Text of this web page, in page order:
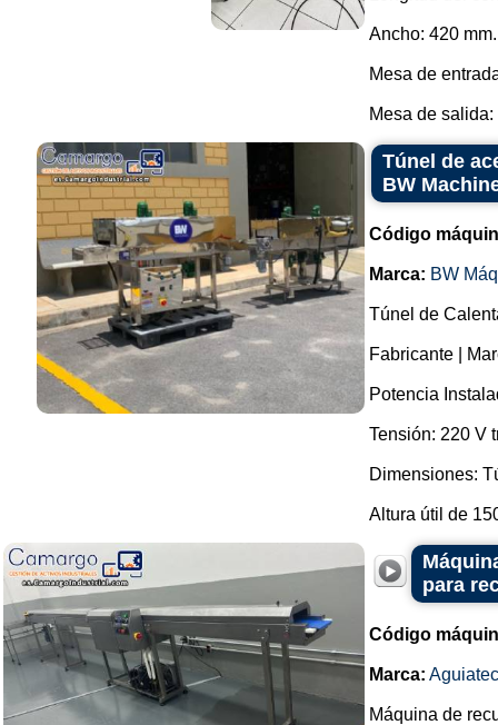
Ancho: 420 mm.
Mesa de
Mesa de salida:
Túnel de
BW
Código
Marca: BW
Túnel de
Fabricante |
Potencia
Tensión: 220 V
Dimensiones:
Altura útil de
para
Código
Marca:
Máquina de